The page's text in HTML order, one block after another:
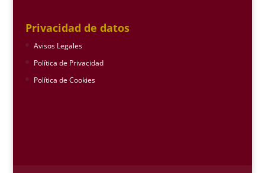
Privacidad de datos
Avisos Legales
Política de Privacidad
Política de Cookies